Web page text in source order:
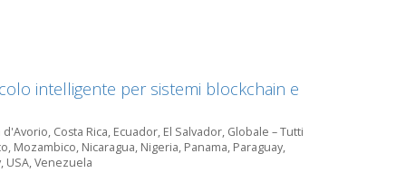
intelligente per sistemi blockchain e
d'Avorio, Costa Rica, Ecuador, El Salvador, Globale – Tutti
, Mozambico, Nicaragua, Nigeria, Panama, Paraguay,
, USA,Venezuela